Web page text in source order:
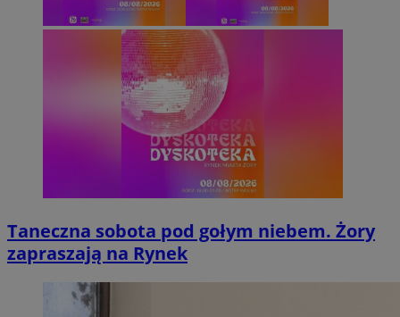
Taneczna sobota pod gołym niebem. Żory
zapraszają na Rynek